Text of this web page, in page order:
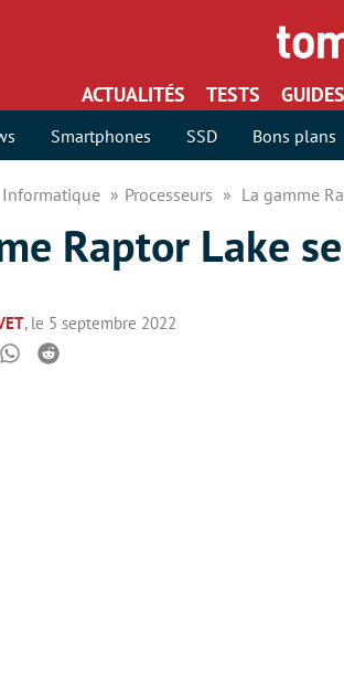
ACTUALITÉS TESTS
Smartphones SSD Bons plans
Informatique Processeurs La gamme
Raptor Lake
, le 5 septembre 2022
Whatsapp
Reddit